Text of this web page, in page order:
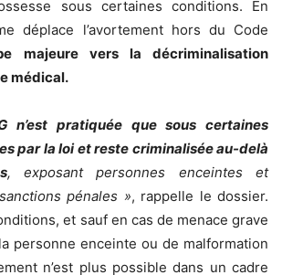
sous certaines conditions. En
déplace l’avortement hors du Code
majeure vers la décriminalisation
médical.
n’est pratiquée que sous certaines
par la loi et reste criminalisée au-delà
, exposant personnes enceintes et
pénales », rappelle le dossier.
et sauf en cas de menace grave
personne enceinte ou de malformation
n’est plus possible dans un cadre